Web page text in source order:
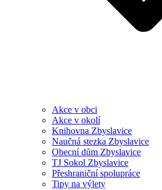
Akce v obci
Akce v okolí
Knihovna Zbyslavice
Naučná stezka Zbyslavice
Obecní dům Zbyslavice
TJ Sokol Zbyslavice
Přeshraniční spolupráce
Tipy na výlety